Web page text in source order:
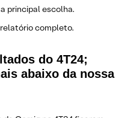
principal escolha.
completo.
do 4T24;
abaixo da nossa